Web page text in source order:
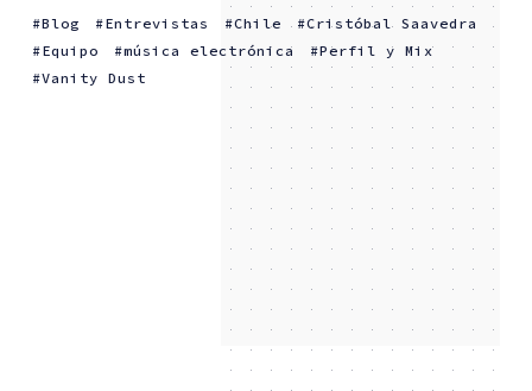
Blog Entrevistas Chile
Cristóbal Saavedra
Equipo
música electrónica
Perfil y Mix
Vanity Dust